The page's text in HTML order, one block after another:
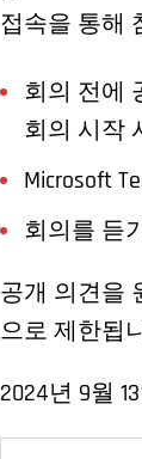
접속을 통해
회의 전에
회의 시작
Microsoft
회의를 듣
공개 의견을
으로 제한됩
2024년 9월